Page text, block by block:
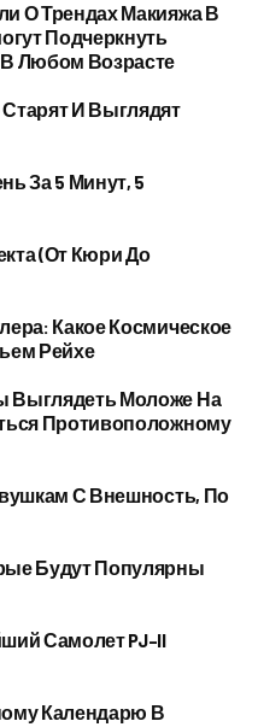
О Трендах Макияжа В
Подчеркнуть
Любом Возрасте
И Выглядят
За 5 Минут, 5
(от Кюри До
Какое Космическое
Рейхе
Моложе На
Противоположному
С Внешность, По
Будут Популярны
Самолет PJ–II
Календарю В